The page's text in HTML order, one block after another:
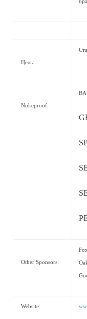
Цель:
Nukeproof:
Other Sponsors:
Website: